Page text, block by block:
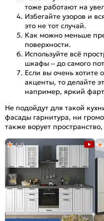
тоже работают на
Избегайте узоров и
это не тот случай.
Как можно меньше
поверхности.
Используйте всё
шкафы – до самого
Если вы очень хотите
акценты, то делайте
например, яркий
Не подойдут для такой
фасады гарнитура, ни
также ворует
4,9